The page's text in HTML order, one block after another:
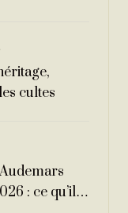
cultes
: ce qu’il